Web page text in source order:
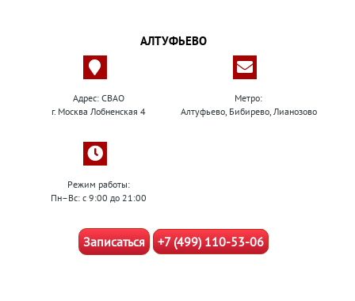
АЛТУФЬЕВО
Адрес: СВАО
г. Москва Лобненская 4
Метро:
Алтуфьево, Бибирево, Лианозово
Режим работы:
Пн–Вс: с 9:00 до 21:00
Записаться +7 (499) 110-53-06